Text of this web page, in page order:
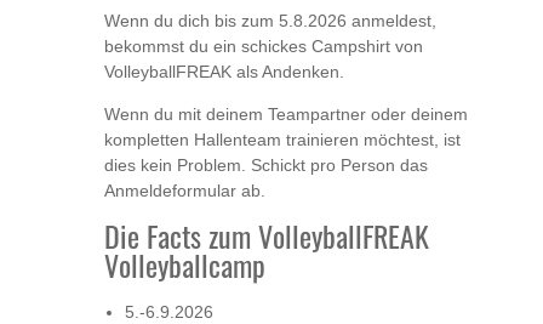
Wenn du dich bis zum 5.8.2026 anmeldest,
bekommst du ein schickes Campshirt von
VolleyballFREAK als Andenken.
Wenn du mit deinem Teampartner oder deinem
kompletten Hallenteam trainieren möchtest, ist
dies kein Problem. Schickt pro Person das
Anmeldeformular ab.
Die Facts zum VolleyballFREAK
Volleyballcamp
5.-6.9.2026